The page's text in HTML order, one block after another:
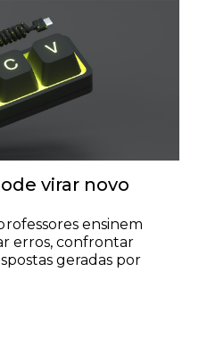
virar novo
ensinem
erros, confrontar
geradas por